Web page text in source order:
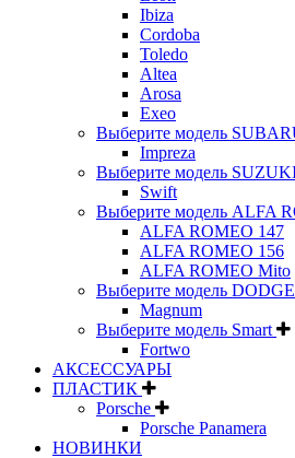
Ibiza
Cordoba
Toledo
Altea
Arosa
Exeo
Выберите модель
Impreza
Выберите модель
Swift
Выберите модель ALFA
ALFA ROMEO 147
ALFA ROMEO 156
ALFA ROMEO Mito
Выберите модель
Magnum
Выберите модель Smart
Fortwo
АКСЕССУАРЫ
ПЛАСТИК
Porsche
Porsche Panamera
НОВИНКИ